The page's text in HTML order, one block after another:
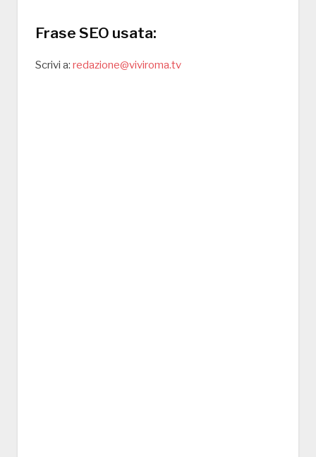
Frase SEO usata:
Scrivi a: redazione@viviroma.tv